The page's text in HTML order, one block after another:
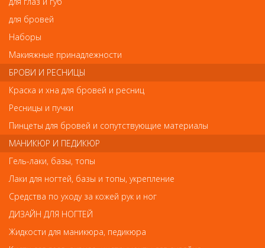
термостойкого нейлона. Удобная прорезиненная ручка
оснащена специальным хвостиком для разделения и выделения
продуваются горячим воздухом фена и обеспечивают быстрое
высыхание волос и прочность завитка. Диаметр 54 мм.
Отзывы
Ваш отзыв станет первым
Напишите свой отзыв
Комментарий
Имя
для бровей
Наборы
Макияжные принадлежности
БРОВИ И РЕСНИЦЫ
Краска и хна для бровей и ресниц
Ресницы и пучки
Пинцеты для бровей и сопутствующие материалы
МАНИКЮР И ПЕДИКЮР
Гель-лаки, базы, топы
Лаки для ногтей, базы и топы, укрепление
Средства по уходу за кожей рук и ног
ДИЗАЙН ДЛЯ НОГТЕЙ
Жидкости для маникюра, педикюра